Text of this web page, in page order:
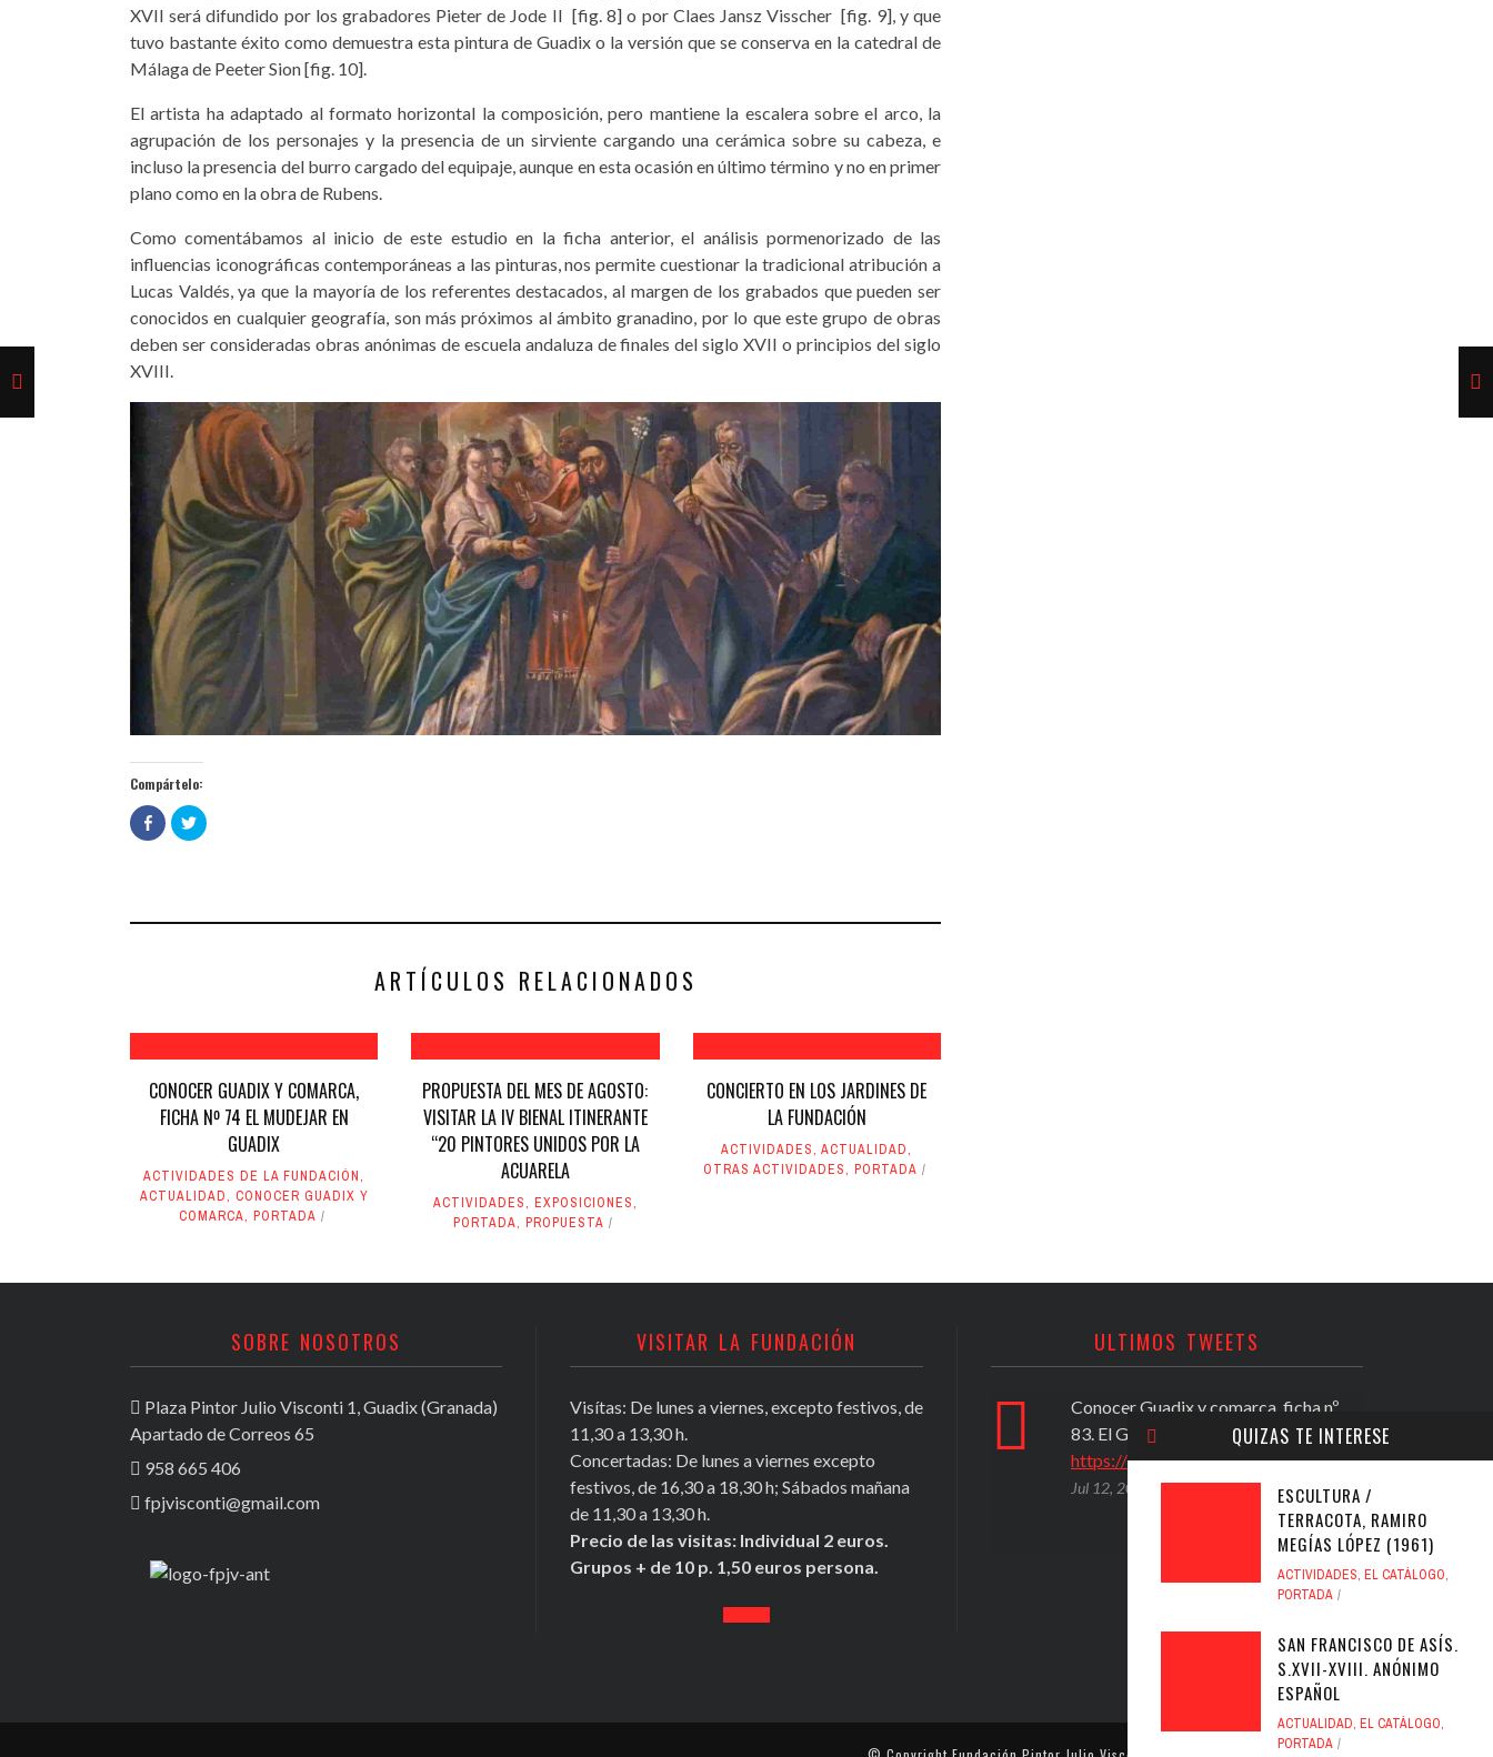
XVII será difundido por los grabadores Pieter de Jode II [fig. 8] o por Claes Jansz Visscher [fig. 9], y que
tuvo bastante éxito como demuestra esta pintura de Guadix o la versión que se conserva en la catedral de
Málaga de Peeter Sion [fig. 10].
El artista ha adaptado al formato horizontal la composición, pero mantiene la escalera sobre el arco, la
agrupación de los personajes y la presencia de un sirviente cargando una cerámica sobre su cabeza, e
incluso la presencia del burro cargado del equipaje, aunque en esta ocasión en último término y no en primer
plano como en la obra de Rubens.
Como comentábamos al inicio de este estudio en la ficha anterior, el análisis pormenorizado de las
influencias iconográficas contemporáneas a las pinturas, nos permite cuestionar la tradicional atribución a
Lucas Valdés, ya que la mayoría de los referentes destacados, al margen de los grabados que pueden ser
conocidos en cualquier geografía, son más próximos al ámbito granadino, por lo que este grupo de obras
deben ser consideradas obras anónimas de escuela andaluza de finales del siglo XVII o principios del siglo
XVIII.
Compártelo:
Haz
clic
para
en
Haz
clic
en
ARTÍCULOS RELACIONADOS
CONOCER GUADIX Y COMARCA,
FICHA Nº 74 EL MUDEJAR EN
GUADIX
ACTIVIDADES DE LA FUNDACIÓN,
ACTUALIDAD, CONOCER GUADIX Y
COMARCA, PORTADA
PROPUESTA DEL MES DE AGOSTO:
VISITAR LA IV BIENAL ITINERANTE
“20 PINTORES UNIDOS POR LA
ACUARELA
ACTIVIDADES, EXPOSICIONES,
PORTADA, PROPUESTA
CONCIERTO EN LOS JARDINES DE
LA FUNDACIÓN
ACTIVIDADES,ACTUALIDAD,
OTRAS ACTIVIDADES, PORTADA
QUIZAS TE INTERESE
ESCULTURA /
TERRACOTA, RAMIRO
MEGÍAS LÓPEZ (1961)
ACTIVIDADES, EL CATÁLOGO,
PORTADA
SAN FRANCISCO DE ASÍS.
S.XVII-XVIII. ANÓNIMO
ESPAÑOL
ACTUALIDAD, EL CATÁLOGO,
PORTADA
SOBRE NOSOTROS
Plaza Pintor Julio Visconti 1, Guadix (Granada)
Apartado de Correos 65
958 665 406
fpjvisconti@gmail.com
VISITAR LA FUNDACIÓN
Visítas: De lunes a viernes, excepto festivos, de
11,30 a 13,30 h.
Concertadas: De lunes a viernes excepto
festivos, de 16,30 a 18,30 h; Sábados mañana
de 11,30 a 13,30 h.
Precio de las visitas: Individual 2 euros.
Grupos + de 10 p. 1,50 euros persona.
ULTIMOS TWEETS
Conocer Guadix y comarca, ficha nº
investigador exiliado
https://t.co/Tx2b2DL4i3
May 16, 2020
Conocer Guadix y comarca, ficha nº
83. El Geoparque de Granada
https://t.co/ad6594yfVv
Jul 12, 2020